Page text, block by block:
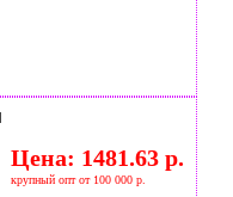
Цена: 1481.63 р.
крупный опт от 100 000 р.